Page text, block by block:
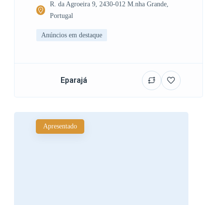
R. da Agroeira 9, 2430-012 M.nha Grande,
Portugal
Anúncios em destaque
Eparajá
Apresentado